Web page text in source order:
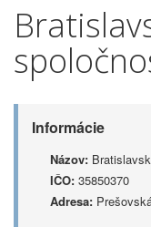
Informácie
Názov:
IČO: 35850370
Adresa: